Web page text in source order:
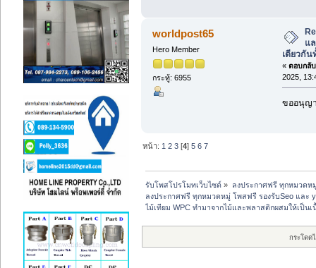
worldpost65
Hero Member
กระทู้: 6955
แ
เดียวกัน
« ตอบกลั
2025,
ขออนุญ
หน้า: 1 2 3 [4]5 6 7
รับโพสโปรโมทเว็บไซต์ » ลงประกาศฟรี ทุกหมวดห
ลงประกาศฟรี ทุกหมวดหมู่ โพสฟรี รองรับSeo และ
ไม้เทียม WPC ทำมาจากไม้และพลาสติกผสมให้เป็นเ
กระโดด